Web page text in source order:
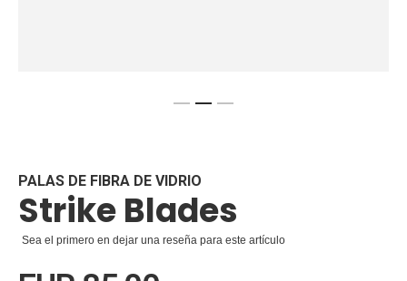
de
la
galería
de
PALAS DE FIBRA DE VIDRIO
Strike Blades
Sea el primero en dejar una reseña para este artículo